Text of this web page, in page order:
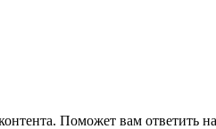
Поможет вам ответить